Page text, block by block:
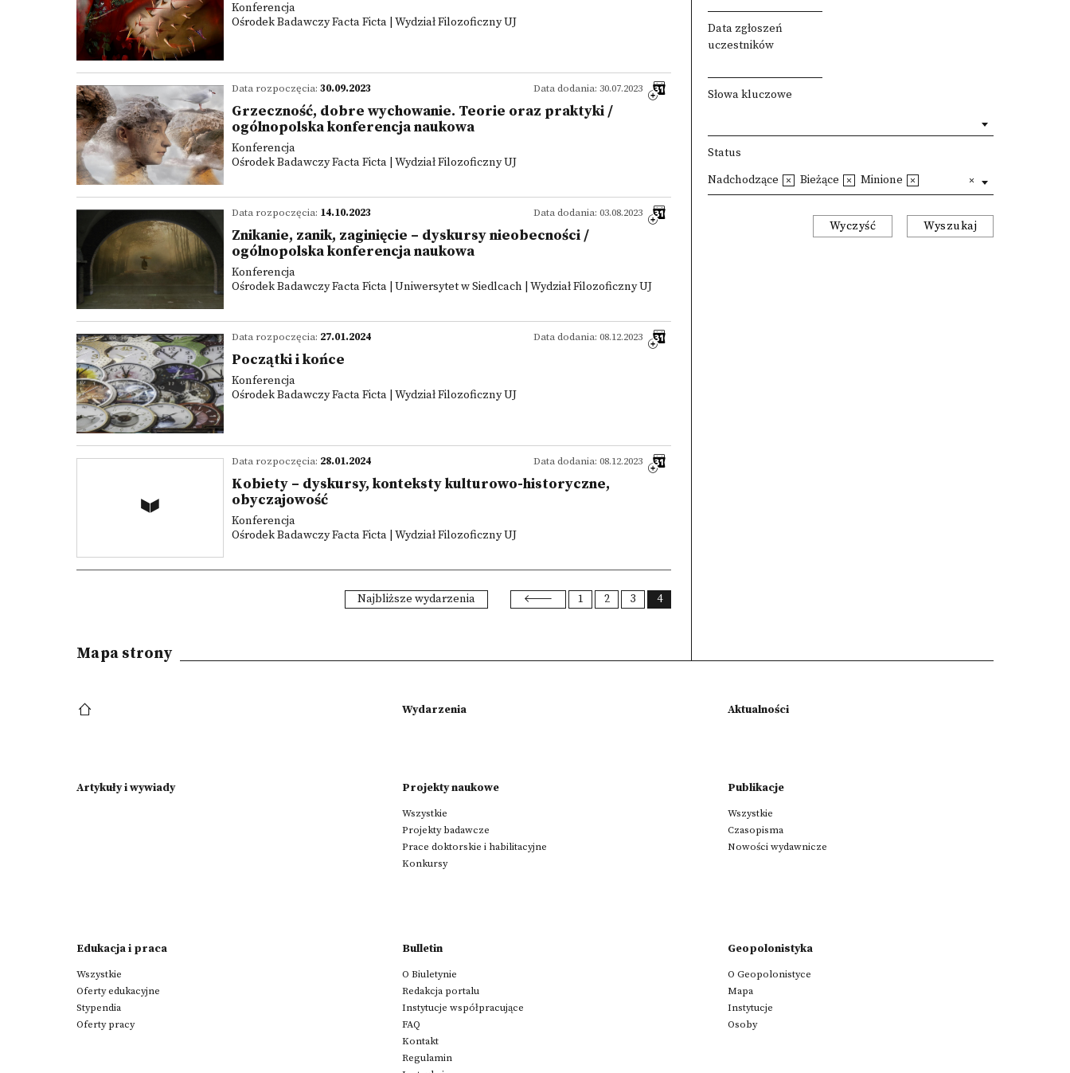
Konferencja
Ośrodek Badawczy Facta Ficta | Wydział Filozoficzny UJ
Data dodania: 30.07.2023
Data rozpoczęcia: 30.09.2023
Grzeczność, dobre wychowanie. Teorie oraz praktyki /
ogólnopolska konferencja naukowa
Konferencja
Ośrodek Badawczy Facta Ficta | Wydział Filozoficzny UJ
Data dodania: 03.08.2023
Data rozpoczęcia: 14.10.2023
Znikanie, zanik, zaginięcie – dyskursy nieobecności /
ogólnopolska konferencja naukowa
Konferencja
Ośrodek Badawczy Facta Ficta | Uniwersytet w Siedlcach | Wydział Filozoficzny UJ
Data dodania: 08.12.2023
Data rozpoczęcia: 27.01.2024
Początki i końce
Konferencja
Ośrodek Badawczy Facta Ficta | Wydział Filozoficzny UJ
Data dodania: 08.12.2023
Data rozpoczęcia: 28.01.2024
Kobiety – dyskursy, konteksty kulturowo-historyczne,
obyczajowość
Konferencja
Ośrodek Badawczy Facta Ficta | Wydział Filozoficzny UJ
Najbliższe wydarzenia 1 2 3 4
Data zgłoszeń
uczestników
Słowa kluczowe
Status
Nadchodzące Bieżące Minione
Wyczyść Wyszukaj
Mapa strony
Wydarzenia Aktualności
Artykuły i wywiady Projekty naukowe
Wszystkie
Projekty badawcze
Prace doktorskie i habilitacyjne
Konkursy
Publikacje
Wszystkie
Czasopisma
Nowości wydawnicze
Edukacja i praca
Wszystkie
Oferty edukacyjne
Stypendia
Oferty pracy
Bulletin
O Biuletynie
Redakcja portalu
Instytucje współpracujące
FAQ
Kontakt
Regulamin
Geopolonistyka
O Geopolonistyce
Mapa
Instytucje
Osoby